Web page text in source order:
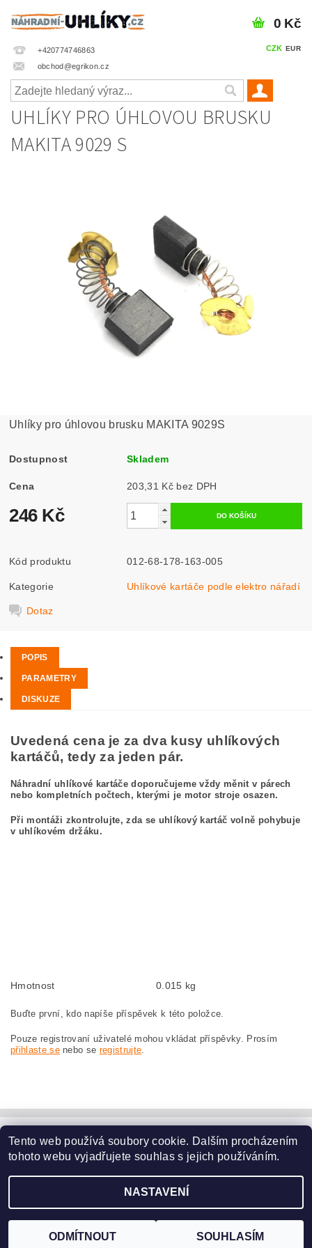
+420774746863
obchod@egrikon.cz
CZK EUR
0 Kč
UHLÍKY PRO ÚHLOVOU BRUSKU
MAKITA 9029 S
Uhlíky pro úhlovou brusku MAKITA 9029S
Dostupnost Skladem
Cena 203,31 Kč bez DPH
246 Kč
Kód produktu 012-68-178-163-005
Kategorie Uhlíkové kartáče podle elektro nářadí
Dotaz
POPIS
PARAMETRY
DISKUZE
Uvedená cena je za dva kusy uhlíkových
kartáčů, tedy za jeden pár.
Náhradní uhlíkové kartáče doporučujeme vždy měnit v párech
nebo kompletních počtech, kterými je motor stroje osazen.
Při montáži zkontrolujte, zda se uhlíkový kartáč volně pohybuje
v uhlíkovém držáku.
Hmotnost 0.015 kg
Buďte první, kdo napíše příspěvek k této položce.
Pouze registrovaní uživatelé mohou vkládat příspěvky. Prosím
přihlaste senebo se registrujte.
www.dodilny.cz
www.nahradni-uhliky.cz, všechna práva vyhrazena
cookies
Tento web používá soubory cookie. Dalším procházením
tohoto webu vyjadřujete souhlas s jejich používáním.
NASTAVENÍ
ODMÍTNOUT SOUHLASÍM